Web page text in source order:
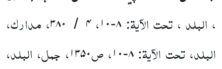
، البلد ، تحت الآیۃ: ۸-۱۰،۴ / ۳۸۰، مدارک،
البلد، تحت الآیۃ:۸-۱۰، ص۱۳۵۰، جمل، البلد،